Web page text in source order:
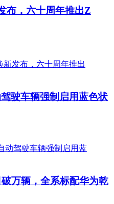
布，六十周年推出Z
驶车辆强制启用蓝色状
万辆，全系标配华为乾